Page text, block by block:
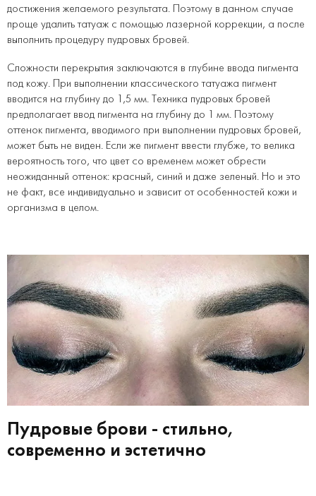
достижения желаемого результата. Поэтому в данном случае
проще удалить татуаж с помощью лазерной коррекции, а после
выполнить процедуру пудровых бровей.
Сложности перекрытия заключаются в глубине ввода пигмента
под кожу. При выполнении классического татуажа пигмент
вводится на глубину до 1,5 мм. Техника пудровых бровей
предполагает ввод пигмента на глубину до 1 мм. Поэтому
оттенок пигмента, вводимого при выполнении пудровых бровей,
может быть не виден. Если же пигмент ввести глубже, то велика
вероятность того, что цвет со временем может обрести
неожиданный оттенок: красный, синий и даже зеленый. Но и это
не факт, все индивидуально и зависит от особенностей кожи и
организма в целом.
Пудровые брови - стильно,
современно и эстетично